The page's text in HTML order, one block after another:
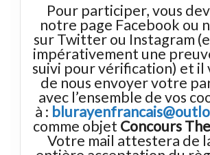
Pour participer, vous
notre page Facebook ou
sur Twitter ou Instagram
impérativement une
suivi pour vérification) et il
de nous envoyer votre
avec l’ensemble de vos
à :
comme objet Concours
Votre mail attestera de